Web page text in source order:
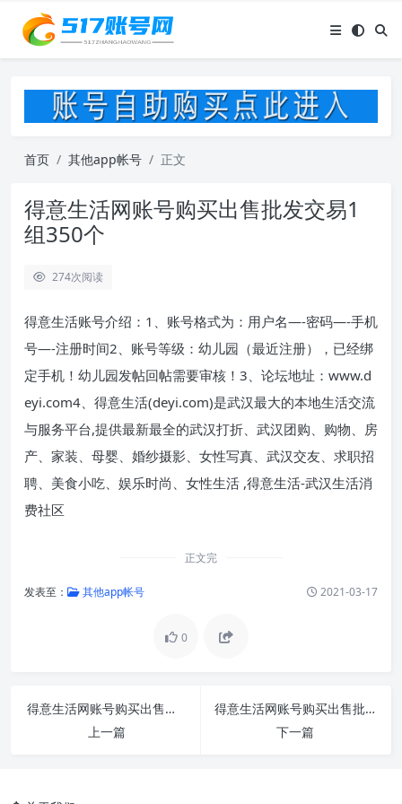
首页 其他app帐号 正文
得意生活网账号购买出售批发交易1
组350个
274次阅读
得意生活账号介绍：1、账号格式为：用户名—-密码—-手机
号—-注册时间2、账号等级：幼儿园（最近注册），已经绑
定手机！幼儿园发帖回帖需要审核！3、论坛地址：www.d
eyi.com4、得意生活(deyi.com)是武汉最大的本地生活交流
与服务平台,提供最新最全的武汉打折、武汉团购、购物、房
产、家装、母婴、婚纱摄影、女性写真、武汉交友、求职招
聘、美食小吃、娱乐时尚、女性生活 ,得意生活-武汉生活消
费社区
正文完
发表至： 其他app帐号 2021-03-17
0
得意生活网账号购买出售批发交易1组300个
上一篇
得意生活网账号购买出售批发交易1组400个
下一篇